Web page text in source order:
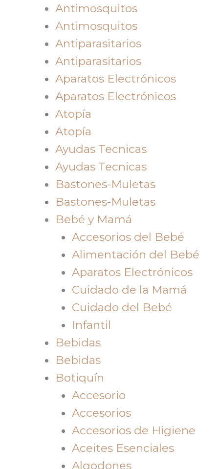
Antimosquitos
Antimosquitos
Antiparasitarios
Antiparasitarios
Aparatos Electrónicos
Aparatos Electrónicos
Atopía
Atopía
Ayudas Tecnicas
Ayudas Tecnicas
Bastones-Muletas
Bastones-Muletas
Bebé y Mamá
Accesorios del Bebé
Alimentación del Bebé
Aparatos Electrónicos
Cuidado de la Mamá
Cuidado del Bebé
Infantil
Bebidas
Bebidas
Botiquín
Accesorio
Accesorios
Accesorios de Higiene
Aceites Esenciales
Algodones